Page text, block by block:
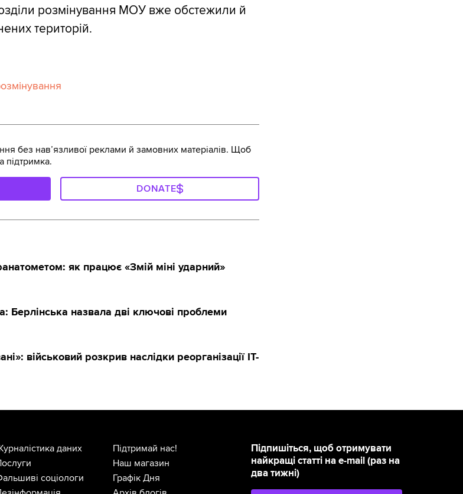
розмінування МОУ вже обстежили й
територій.
без навʼязливої реклами й замовних матеріалів. Щоб
підтримка.
DONATE
як працює «Змій міні ударний»
Берлінська назвала дві ключові проблеми
військовий розкрив наслідки реорганізації IT-
Підпишіться, щоб отримувати
найкращі статті на e-mail (раз на
два тижні)
даних
соціологи
Підтримай нас!
Наш магазин
Графік Дня